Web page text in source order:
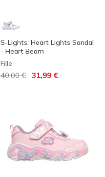
S-Lights: Heart Lights Sandal
- Heart Beam
Fille
Prix réduit de
40,00 € 31,99 €